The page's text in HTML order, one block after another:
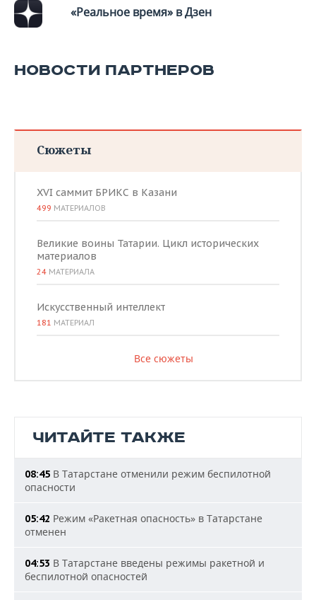
«Реальное время» в Дзен
НОВОСТИ ПАРТНЕРОВ
Сюжеты
XVI саммит БРИКС в Казани
499 МАТЕРИАЛОВ
Великие воины Татарии. Цикл исторических
материалов
24 МАТЕРИАЛА
Искусственный интеллект
181 МАТЕРИАЛ
Все сюжеты
ЧИТАЙТЕ ТАКЖЕ
08:45 В Татарстане отменили режим беспилотной
опасности
05:42 Режим «Ракетная опасность» в Татарстане
отменен
04:53 В Татарстане введены режимы ракетной и
беспилотной опасностей